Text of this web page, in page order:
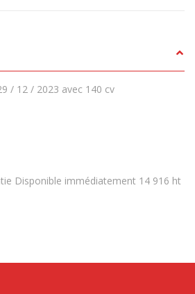
/ 12 / 2023 avec 140 cv
Disponible immédiatement 14 916 ht